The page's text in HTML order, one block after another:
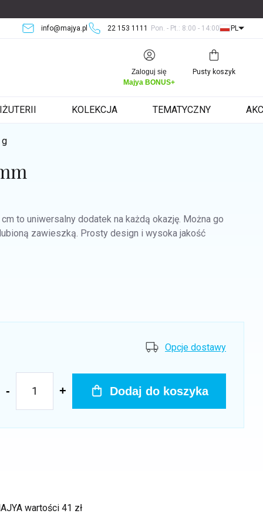
22 153 1111 Pon. - Pt.: 8:00 - 14:00
info@majya.pl PL
Zaloguj się
Majya BONUS+
Koszyk
Pusty koszyk
KOLEKCJA TEMATYCZNY
g
wartości 41 zł
to uniwersalny dodatek na każdą okazję. Można go
zawieszką. Prosty design i wysoka jakość
Opcje dostawy
Dodaj do koszyka